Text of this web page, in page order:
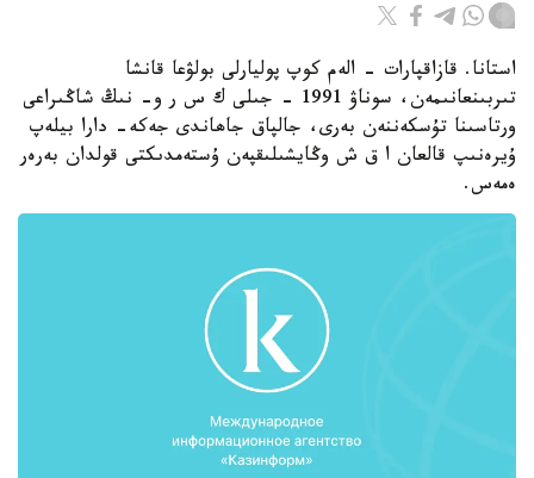
استانا. قازاقپارات - الەم كوپ پوليارلى بولۋعا قانشا
تىربىنعانىمەن، سوناۋ 1991 - جىلى ك س ر و- نىڭ شاڭىراعى
ورتاسىنا تۇسكەننەن بەرى، جالپاق جاھاندى جەكە- دارا بيلەپ
ۇيرەنىپ قالعان ا ق ش وڭايشىلىقپەن ۇستەمدىكتى قولدان بەرەر
ەمەس.